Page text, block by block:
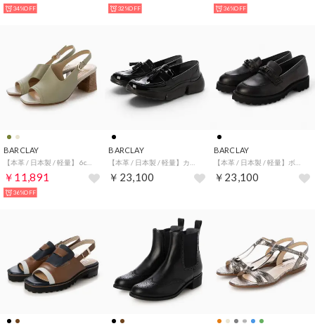
34%OFF 32%OFF 36%OFF
BARCLAY
￥11,891
36%OFF
BARCLAY
￥23,100
BARCLAY
￥23,100